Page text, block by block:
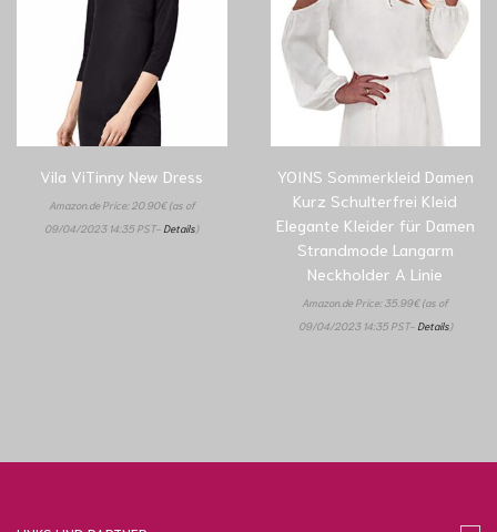
Vila ViTinny New Dress
Amazon.de Price: 20.90€(as of
09/04/2023 14:35 PST- Details)
YOINS Sommerkleid Damen
Kurz Schulterfrei Kleid
Elegante Kleider für Damen
Strandmode Langarm
Neckholder A Linie
Amazon.de Price:35.99€(as of
09/04/2023 14:35 PST- Details)